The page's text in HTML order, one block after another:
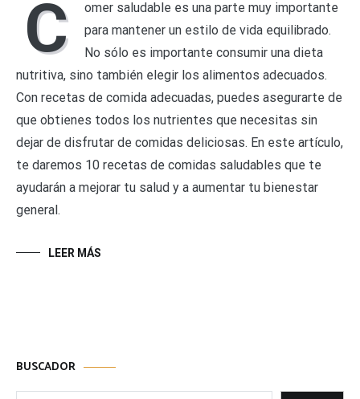
C
omer saludable es una parte muy importante
para mantener un estilo de vida equilibrado.
No sólo es importante consumir una dieta
nutritiva, sino también elegir los alimentos adecuados.
Con recetas de comida adecuadas, puedes asegurarte de
que obtienes todos los nutrientes que necesitas sin
dejar de disfrutar de comidas deliciosas. En este artículo,
te daremos 10 recetas de comidas saludables que te
ayudarán a mejorar tu salud y a aumentar tu bienestar
general.
LEER MÁS
BUSCADOR